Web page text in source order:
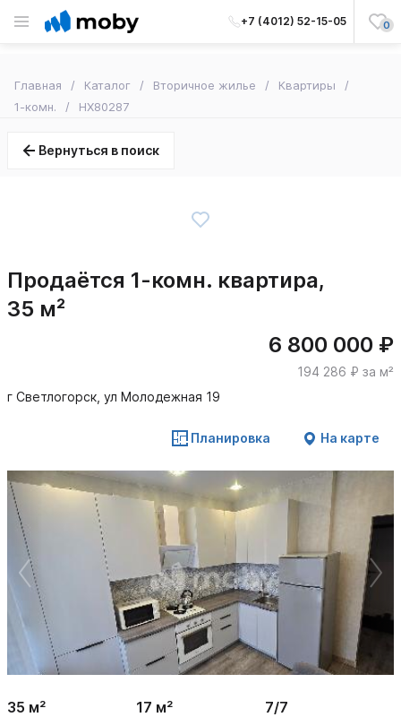
+7 (4012) 52-15-05 0
Главная Каталог Вторичное жилье
Квартиры
1-комн.
HX80287
Вернуться в поиск
Продаётся 1-комн. квартира,
35 м²
6 800 000 ₽
194 286 ₽ за м²
г Светлогорск, ул Молодежная 19
Планировка На карте
1
/
13
35 м² 17 м² 7/7